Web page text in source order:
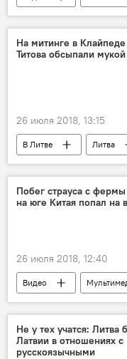
страны Балтии
США
Алексей
Госдепартамент США
На митинге в Клайпеде
Титова обсыпали мукой
26 июля 2018, 13:15
В Литве Литва
Витаутас Грубляускас
Адольфас Раманаускас-
"Союз русских Литвы"
Побег страуса с
на юге Китая попал на
26 июля 2018, 12:40
Видео
побег
Не у тех учатся: Литва
Латвии в отношениях с
русскоязычными